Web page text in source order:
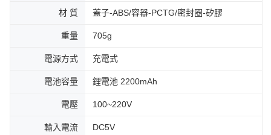
材 質 蓋子-ABS/容器-PCTG/密封圈-矽膠
重量 705g
電源方式 充電式
電池容量 鋰電池 2200mAh
電壓 100~220V
輸入電流 DC5V